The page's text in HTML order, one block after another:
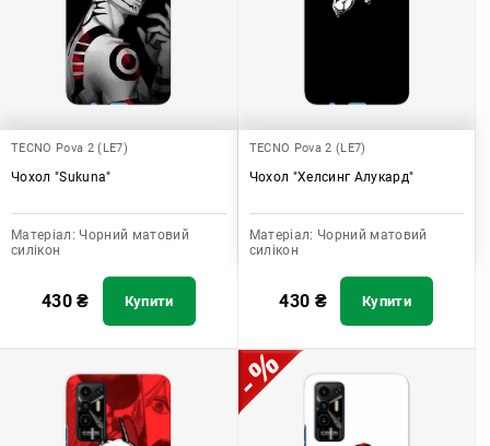
TECNO Pova 2 (LE7)
Чохол "Sukuna"
Матеріал: Чорний матовий
силікон
430₴ Купити
TECNO Pova 2 (LE7)
Чохол "Хелсинг Алукард"
Матеріал: Чорний матовий
силікон
430 ₴ Купити